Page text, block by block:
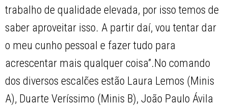
trabalho de qualidade elevada, por isso temos de
saber aproveitar isso. A partir daí, vou tentar dar
o meu cunho pessoal e fazer tudo para
acrescentar mais qualquer coisa”.No comando
dos diversos escalões estão Laura Lemos (Minis
A), Duarte Veríssimo (Minis B), João Paulo Ávila